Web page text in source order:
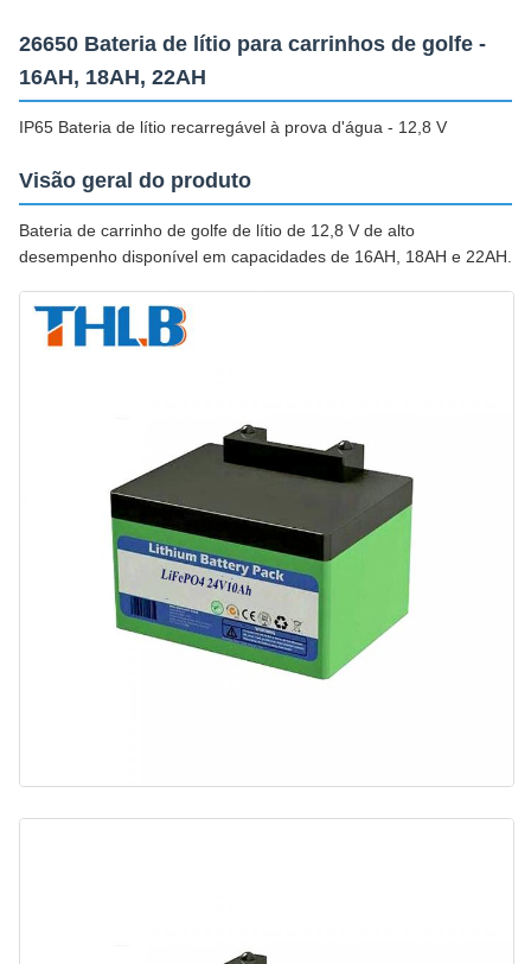
26650 Bateria de lítio para carrinhos de golfe -
16AH, 18AH, 22AH
IP65 Bateria de lítio recarregável à prova d'água - 12,8 V
Visão geral do produto
Bateria de carrinho de golfe de lítio de 12,8 V de alto
desempenho disponível em capacidades de 16AH, 18AH e 22AH.